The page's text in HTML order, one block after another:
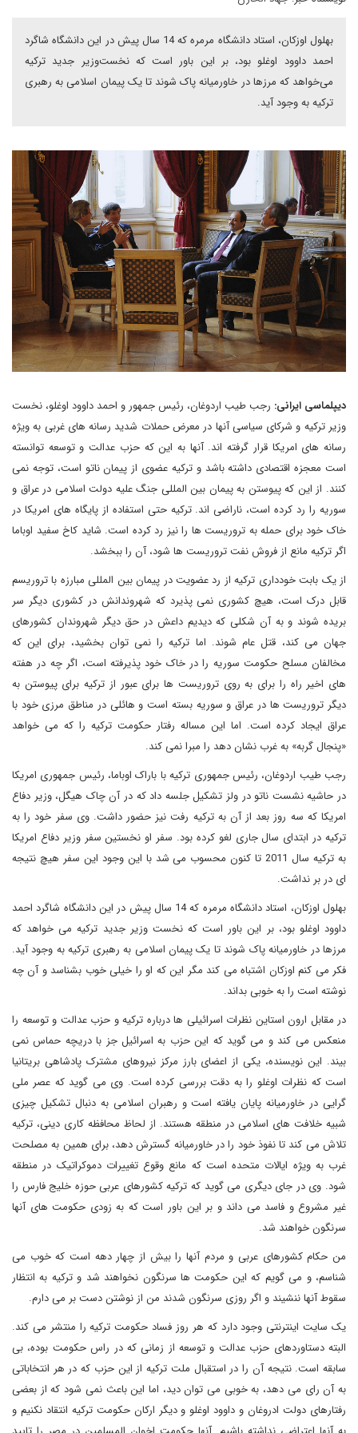
بهلول اوزکان، استاد دانشگاه مرمره که 14 سال پیش در این دانشگاه شاگرد
احمد داوود اوغلو بود، بر این باور است که نخست‌وزیر جدید ترکیه
می‌خواهد که مرزها در خاورمیانه پاک شوند تا یک پیمان اسلامی به رهبری
ترکیه به وجود آید.
دیپلماسی ایرانی: رجب طیب اردوغان، رئیس جمهور و احمد داوود اوغلو، نخست
وزیر ترکیه و شرکای سیاسی آنها در معرض حملات شدید رسانه های غربی به ویژه
رسانه های امریکا قرار گرفته اند. آنها به این که حزب عدالت و توسعه توانسته
است معجزه اقتصادی داشته باشد و ترکیه عضوی از پیمان ناتو است، توجه نمی
کنند. از این که پیوستن به پیمان بین المللی جنگ علیه دولت اسلامی در عراق و
سوریه را رد کرده است، ناراضی اند. ترکیه حتی استفاده از پایگاه های امریکا در
خاک خود برای حمله به تروریست ها را نیز رد کرده است. شاید کاخ سفید اوباما
اگر ترکیه مانع از فروش نفت تروریست ها شود، آن را ببخشد.
از یک بابت خودداری ترکیه از رد عضویت در پیمان بین المللی مبارزه با تروریسم
قابل درک است، هیچ کشوری نمی پذیرد که شهروندانش در کشوری دیگر سر
بریده شوند و به آن شکلی که دیدیم داعش در حق دیگر شهروندان کشورهای
جهان می کند، قتل عام شوند. اما ترکیه را نمی توان بخشید، برای این که
مخالفان مسلح حکومت سوریه را در خاک خود پذیرفته است، اگر چه در هفته
های اخیر راه را برای به روی تروریست ها برای عبور از ترکیه برای پیوستن به
دیگر تروریست ها در عراق و سوریه بسته است و هائلی در مناطق مرزی خود با
عراق ایجاد کرده است. اما این مساله رفتار حکومت ترکیه را که می خواهد
«پنجال گربه» به غرب نشان دهد را مبرا نمی کند.
رجب طیب اردوغان، رئیس جمهوری ترکیه با باراک اوباما، رئیس جمهوری امریکا
در حاشیه نشست ناتو در ولز تشکیل جلسه داد که در آن چاک هیگل، وزیر دفاع
امریکا که سه روز بعد از آن به ترکیه رفت نیز حضور داشت. وی سفر خود را به
ترکیه در ابتدای سال جاری لغو کرده بود. سفر او نخستین سفر وزیر دفاع امریکا
به ترکیه سال 2011 تا کنون محسوب می شد با این وجود این سفر هیچ نتیجه
ای در بر نداشت.
بهلول اوزکان، استاد دانشگاه مرمره که 14 سال پیش در این دانشگاه شاگرد احمد
داوود اوغلو بود، بر این باور است که نخست وزیر جدید ترکیه می خواهد که
مرزها در خاورمیانه پاک شوند تا یک پیمان اسلامی به رهبری ترکیه به وجود آید.
فکر می کنم اوزکان اشتباه می کند مگر این که او را خیلی خوب بشناسد و آن چه
نوشته است را به خوبی بداند.
در مقابل ارون استاین نظرات اسرائیلی ها درباره ترکیه و حزب عدالت و توسعه را
منعکس می کند و می گوید که این حزب به اسرائیل جز با دریچه حماس نمی
بیند. این نویسنده، یکی از اعضای بارز مرکز نیروهای مشترک پادشاهی بریتانیا
است که نظرات اوغلو را به دقت بررسی کرده است. وی می گوید که عصر ملی
گرایی در خاورمیانه پایان یافته است و رهبران اسلامی به دنبال تشکیل چیزی
شبیه خلافت های اسلامی در منطقه هستند. از لحاظ محافظه کاری دینی، ترکیه
تلاش می کند تا نفوذ خود را در خاورمیانه گسترش دهد، برای همین به مصلحت
غرب به ویژه ایالات متحده است که مانع وقوع تغییرات دموکراتیک در منطقه
شود. وی در جای دیگری می گوید که ترکیه کشورهای عربی حوزه خلیج فارس را
غیر مشروع و فاسد می داند و بر این باور است که به زودی حکومت های آنها
سرنگون خواهند شد.
من حکام کشورهای عربی و مردم آنها را بیش از چهار دهه است که خوب می
شناسم، و می گویم که این حکومت ها سرنگون نخواهند شد و ترکیه به انتظار
سقوط آنها ننشیند و اگر روزی سرنگون شدند من از نوشتن دست بر می دارم.
یک سایت اینترنتی وجود دارد که هر روز فساد حکومت ترکیه را منتشر می کند.
البته دستاوردهای حزب عدالت و توسعه از زمانی که در راس حکومت بوده، بی
سابقه است. نتیجه آن را در استقبال ملت ترکیه از این حزب که در هر انتخاباتی
به آن رای می دهد، به خوبی می توان دید، اما این باعث نمی شود که از بعضی
رفتارهای دولت ادروغان و داوود اوغلو و دیگر ارکان حکومت ترکیه انتقاد نکنیم و